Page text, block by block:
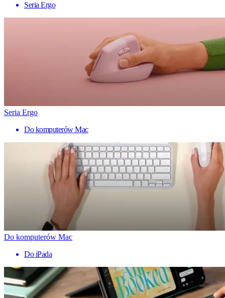
Seria Ergo
Seria Ergo
Do komputerów Mac
Do komputerów Mac
Do iPada